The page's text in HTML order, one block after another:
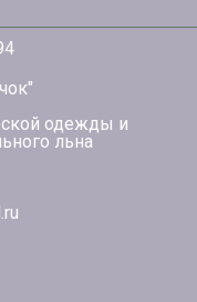
одежды и
льна